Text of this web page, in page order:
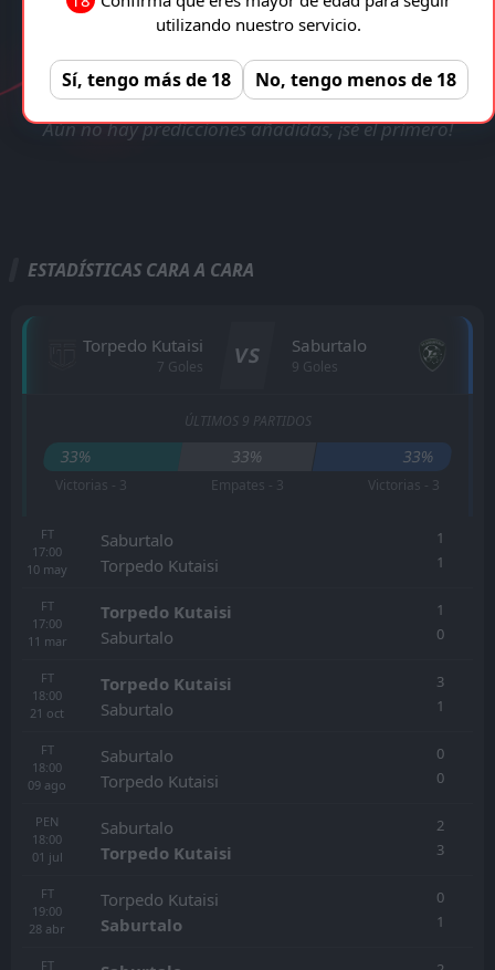
TRANSMISIÓN EN VIVO
VERIFICADA Y LEGAL!
REGISTRAR
Aún no hay predicciones añadidas, ¡sé el primero!
ESTADÍSTICAS CARA A CARA
Torpedo Kutaisi
7 Goles VS Saburtalo
9 Goles
ÚLTIMOS 9 PARTIDOS
33% 33% 33%
Victorias - 3 Empates - 3 Victorias - 3
FT
17:00
10 may
Saburtalo
Torpedo Kutaisi
1
1
FT
17:00
11 mar
Torpedo Kutaisi
Saburtalo
1
0
FT
18:00
21 oct
Torpedo Kutaisi
Saburtalo
3
1
FT
18:00
09 ago
Saburtalo
Torpedo Kutaisi
0
0
PEN
18:00
01 jul
Saburtalo
Torpedo Kutaisi
2
3
FT
19:00
28 abr
Torpedo Kutaisi
Saburtalo
0
1
FT
utilizando nuestro servicio.
Sí, tengo más de 18 No, tengo menos de 18